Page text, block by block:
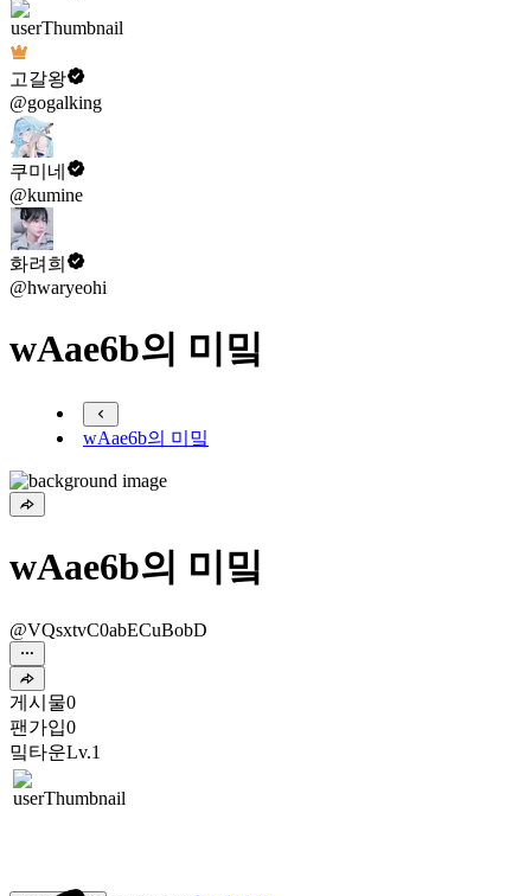
고갈왕
@gogalking
쿠미네
@kumine
화려희
@hwaryeohi
wAae6b의 미밐
wAae6b의 미밐
wAae6b의 미밐
@VQsxtvC0abECuBobD
게시물0
팬가입0
밐타운Lv.1